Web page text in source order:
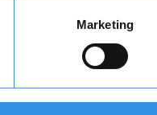
Marketing